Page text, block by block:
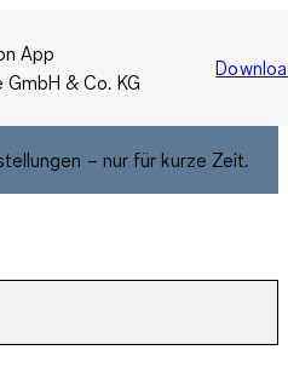
App
& Co. KG
– nur für kurze Zeit.